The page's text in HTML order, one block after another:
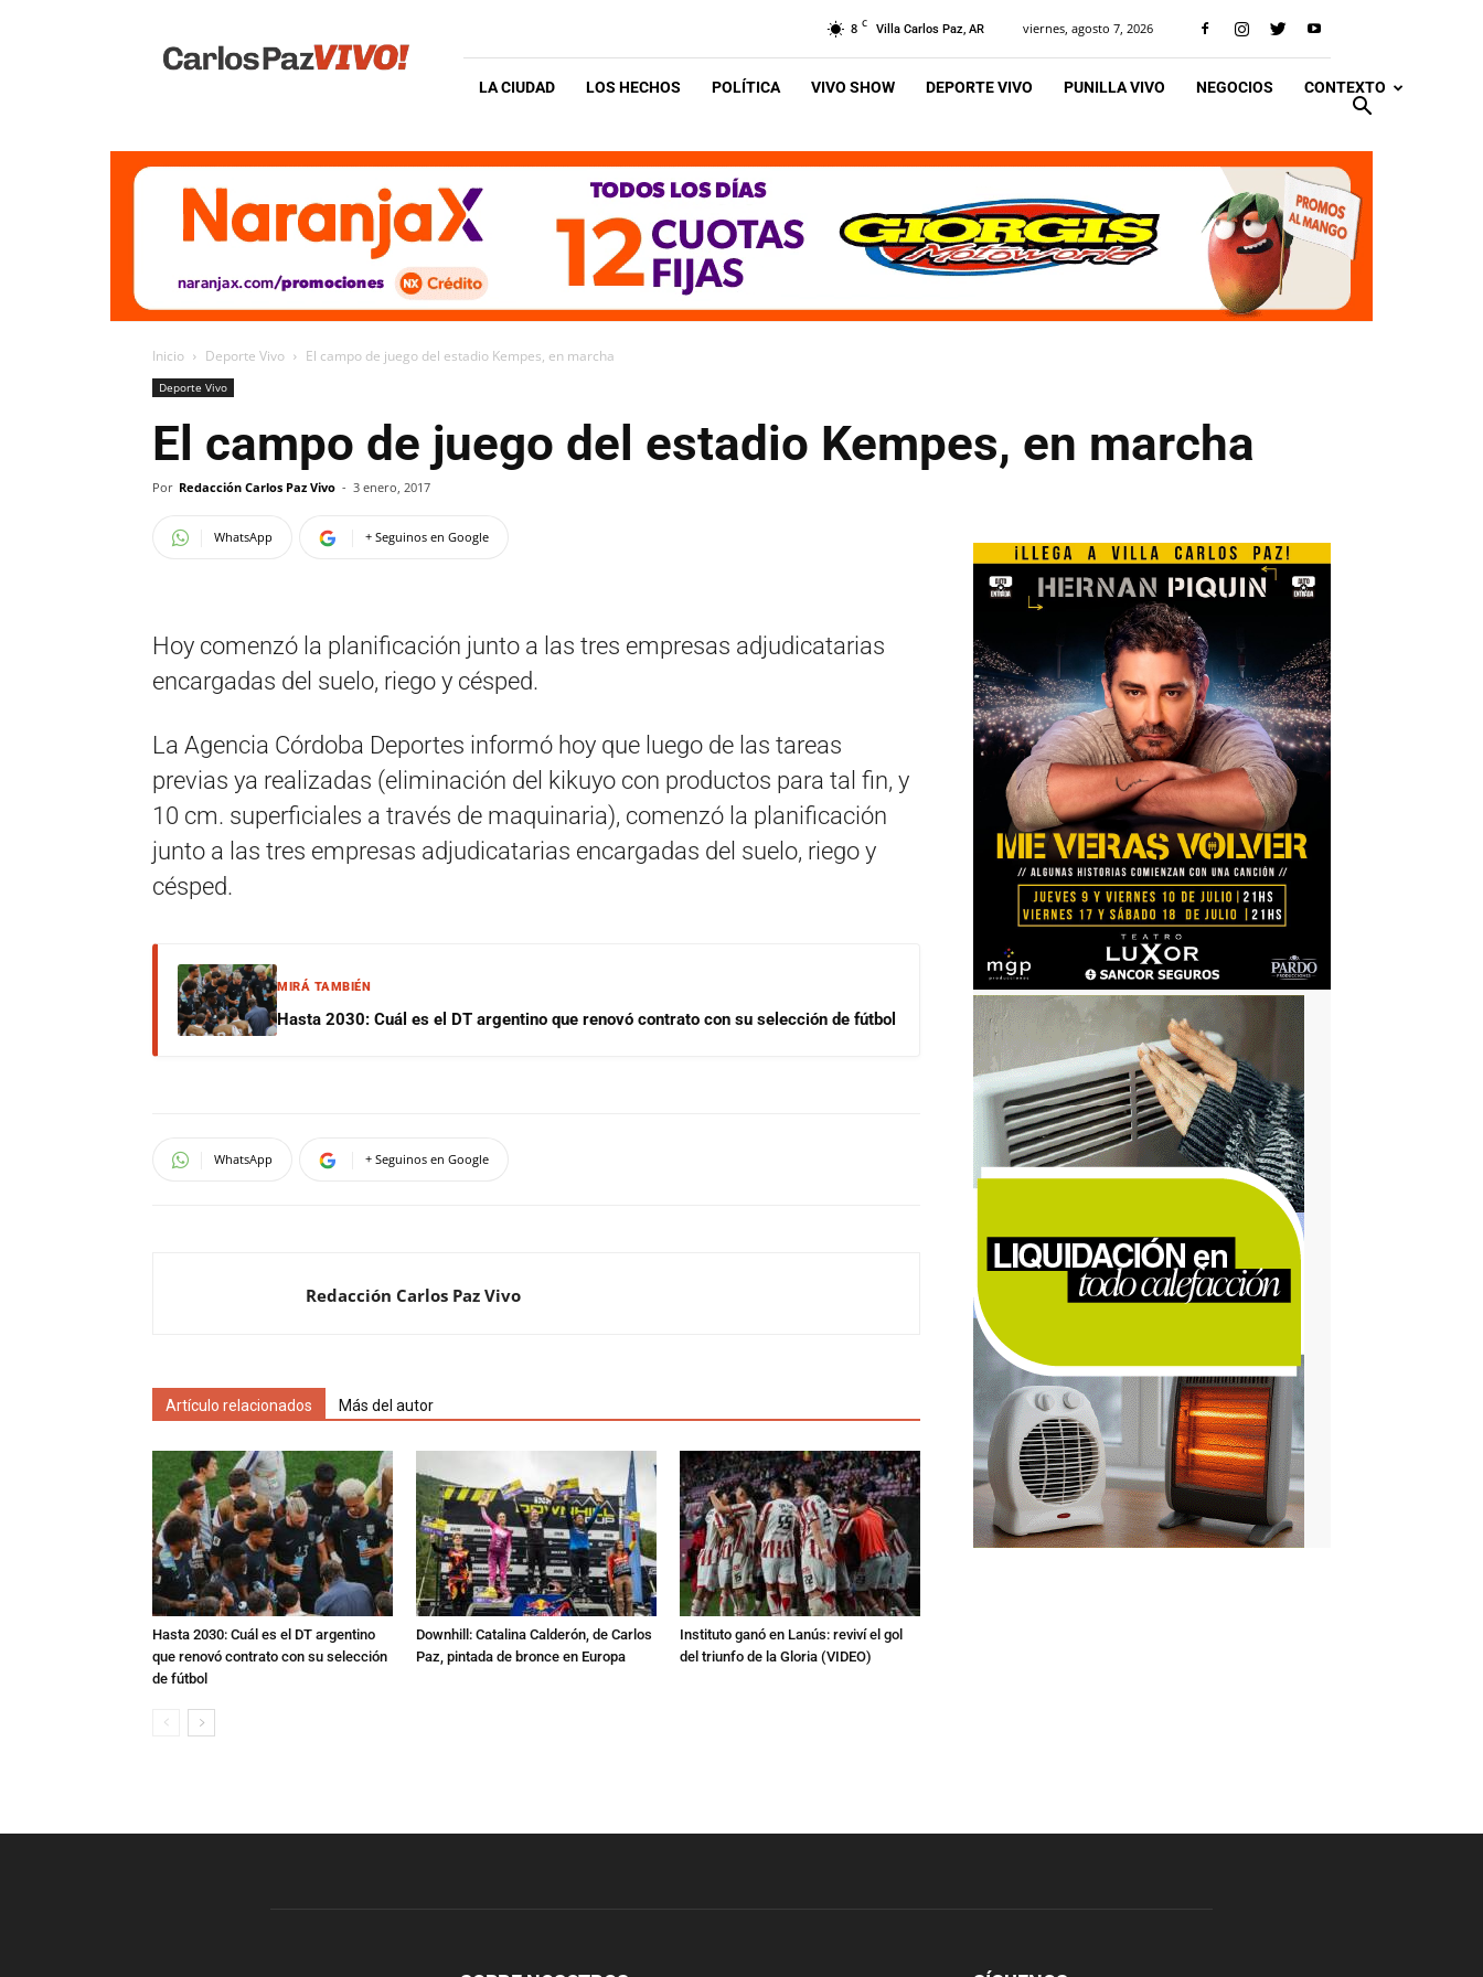
Vivo
8 C Villa Carlos Paz, AR viernes, agosto 7, 2026
LA CIUDAD LOS HECHOS POLÍTICA VIVO SHOW DEPORTE VIVO PUNILLA VIVO NEGOCIOS CONTEXTO
Inicio Deporte Vivo El campo de juego del estadio Kempes, en marcha
Deporte Vivo
El campo de juego del estadio Kempes, en marcha
Por Redacción Carlos Paz Vivo - 3 enero, 2017
WhatsApp + Seguinos en Google
Hoy comenzó la planificación junto a las tres empresas adjudicatarias
encargadas del suelo, riego y césped.
La Agencia Córdoba Deportes informó hoy que luego de las tareas
previas ya realizadas (eliminación del kikuyo con productos para tal fin, y
10 cm. superficiales a través de maquinaria), comenzó la planificación
junto a las tres empresas adjudicatarias encargadas del suelo, riego y
césped.
MIRÁ TAMBIÉN
Hasta 2030: Cuál es el DT argentino que renovó contrato con su selección de fútbol
WhatsApp + Seguinos en Google
Redacción Carlos Paz Vivo
Artículo relacionados Más del autor
Hasta 2030: Cuál es el DT argentino
que renovó contrato con su selección
de fútbol
Downhill: Catalina Calderón, de Carlos
Paz, pintada de bronce en Europa
Instituto ganó en Lanús: reviví el gol
del triunfo de la Gloria (VIDEO)